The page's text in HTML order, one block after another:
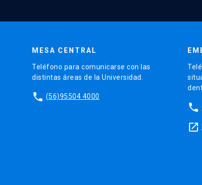
MESA CENTRAL
Teléfono para comunicarse con las
distintas áreas de la Universidad.
phone (56)95504 4000
phone
launch